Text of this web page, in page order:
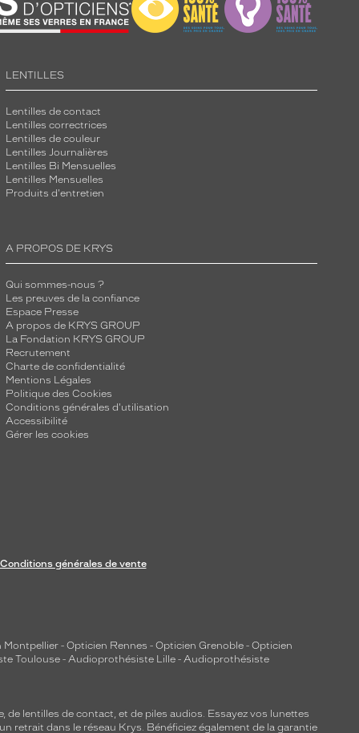
LENTILLES
Lentilles de contact
Lentilles correctrices
Lentilles de couleur
Lentilles Journalières
Lentilles Bi Mensuelles
Lentilles Mensuelles
Produits d'entretien
A PROPOS DE KRYS
Qui sommes-nous ?
Les preuves de la confiance
Espace Presse
A propos de KRYS GROUP
La Fondation KRYS GROUP
Recrutement
Charte de confidentialité
Mentions Légales
Politique des Cookies
Conditions générales d'utilisation
Accessibilité
Gérer les cookies
Conditions générales de vente
Montpellier - Opticien Rennes - Opticien Grenoble - Opticien
Toulouse - Audioprothésiste Lille - Audioprothésiste
de lentilles de contact, et de piles audios. Essayez vos lunettes
retrait dans le réseau Krys. Bénéficiez également de la garantie